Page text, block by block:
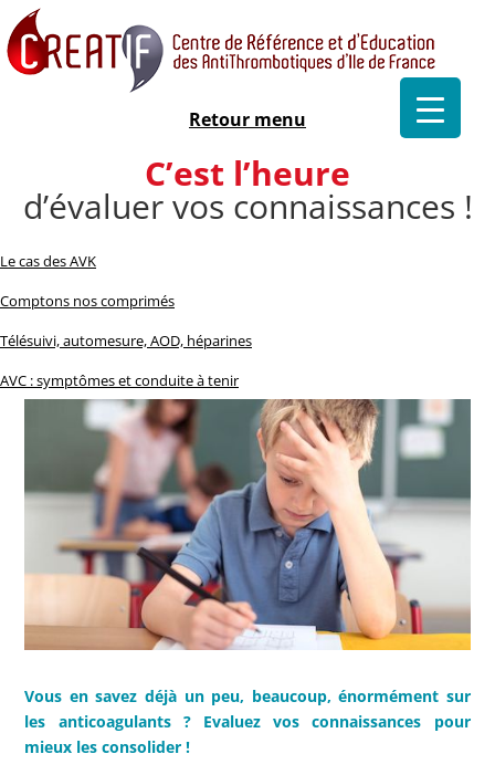
Retour menu
C’est l’heure
d’évaluer vos connaissances !
Le cas des AVK
Comptons nos comprimés
Télésuivi, automesure, AOD, héparines
AVC : symptômes et conduite à tenir
Vous en savez déjà un peu, beaucoup, énormément sur
les anticoagulants ? Evaluez vos connaissances pour
mieux les consolider !